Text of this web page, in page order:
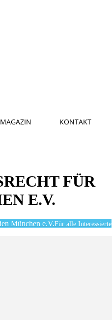
MAGAZIN KONTAKT
FÜR
E.V.
München e.V.Für alle Interessierte